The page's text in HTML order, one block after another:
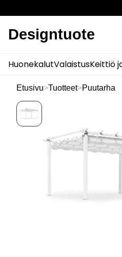
Designtuote
HuonekalutValaistusKeittiö
Etusivu>Tuotteet>Puutarha